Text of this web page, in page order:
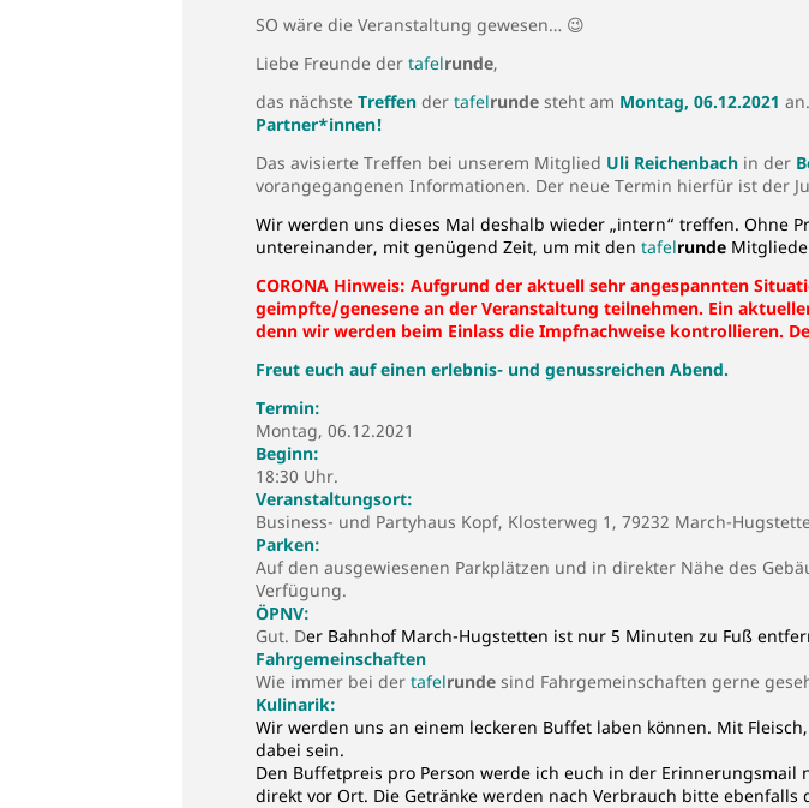
SO wäre die Veranstaltung gewesen… 😉
Liebe Freunde der tafelrunde,
das nächste Treffen der tafelrunde steht am Montag, 06.12.2021
Partner*innen!
Das avisierte Treffen bei unserem Mitglied Uli Reichenbach in der
vorangegangenen Informationen. Der neue Termin hierfür ist der
Wir werden uns dieses Mal deshalb wieder „intern“ treffen. Ohne
untereinander, mit genügend Zeit, um mit den tafelrunde
CORONA Hinweis: Aufgrund der aktuell sehr angespannten
geimpfte/genesene an der Veranstaltung teilnehmen. Ein
denn wir werden beim Einlass die Impfnachweise kontrollieren.
Freut euch auf einen erlebnis- und genussreichen Abend.
Termin:
Montag, 06.12.2021
Beginn:
18:30 Uhr.
Veranstaltungsort:
Business- und Partyhaus Kopf, Klosterweg 1, 79232 March-
Parken:
Auf den ausgewiesenen Parkplätzen und in direkter Nähe des
Verfügung.
ÖPNV:
Gut. Der Bahnhof March-Hugstetten ist nur 5 Minuten zu Fuß
Fahrgemeinschaften
Wie immer bei der tafelrunde sind Fahrgemeinschaften gerne
Kulinarik:
Wir werden uns an einem leckeren Buffet laben können. Mit
dabei sein.
Den Buffetpreis pro Person werde ich euch in der
direkt vor Ort. Die Getränke werden nach Verbrauch bitte ebenfalls